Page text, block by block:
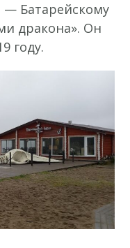
— Батарейскому
дракона». Он
году.